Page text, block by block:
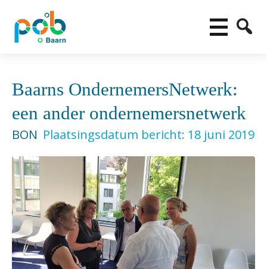
Baarns OndernemersNetwerk:
een ander ondernemersnetwerk
BON Plaatsingsdatum bericht: 18 juni 2019